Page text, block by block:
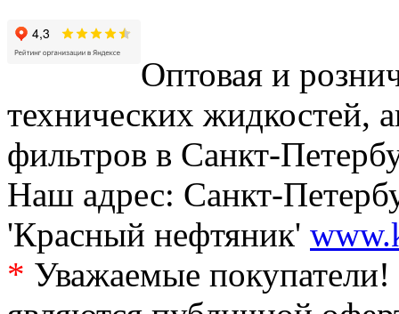
Оптовая и
технических жидкостей,
фильтров в Санкт-
Наш адрес: Санкт-
'Красный нефтяник'
* Уважаемые